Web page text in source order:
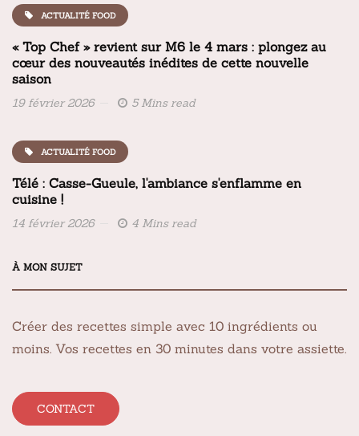
ACTUALITÉ FOOD
« Top Chef » revient sur M6 le 4 mars : plongez au
cœur des nouveautés inédites de cette nouvelle
saison
19 février 2026 5 Mins read
ACTUALITÉ FOOD
Télé : Casse-Gueule, l'ambiance s'enflamme en
cuisine !
14 février 2026 4 Mins read
À MON SUJET
Créer des recettes simple avec 10 ingrédients ou
moins. Vos recettes en 30 minutes dans votre assiette.
CONTACT